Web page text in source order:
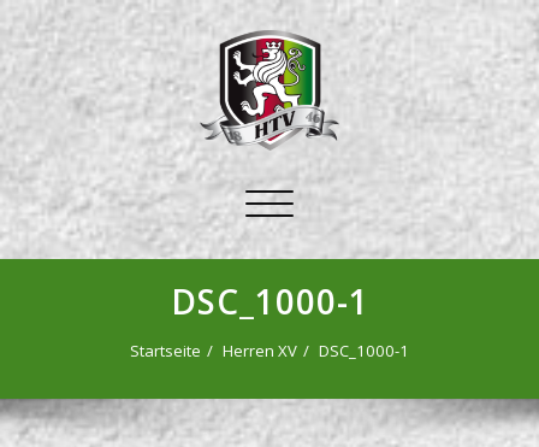
Schalte
Navigation
DSC_1000-1
Startseite Herren XV DSC_1000-1